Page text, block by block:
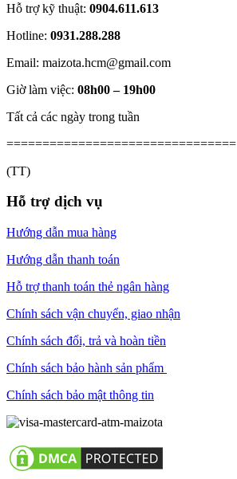
Hỗ trợ kỹ thuật: 0904.611.613
Hotline: 0931.288.288
Email: maizota.hcm@gmail.com
Giờ làm việc: 08h00 – 19h00
Tất cả các ngày trong tuần
================================
(TT)
Hỗ trợ dịch vụ
Hướng dẫn mua hàng
Hướng dẫn thanh toán
Hỗ trợ thanh toán thẻ ngân hàng
Chính sách vận chuyển, giao nhận
Chính sách đổi, trả và hoàn tiền
Chính sách bảo hành sản phẩm
Chính sách bảo mật thông tin